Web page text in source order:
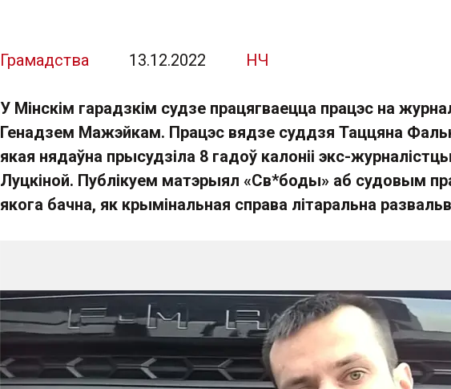
Грамадства 13.12.2022 НЧ
У Мінскім гарадзкім судзе працягваецца працэс на
Генадзем Мажэйкам. Працэс вядзе суддзя Таццяна
якая нядаўна прысудзіла 8 гадоў калоніі экс-
Луцкіной. Публікуем матэрыял «Св*боды» аб судовым
якога бачна, як крымінальная справа літаральна